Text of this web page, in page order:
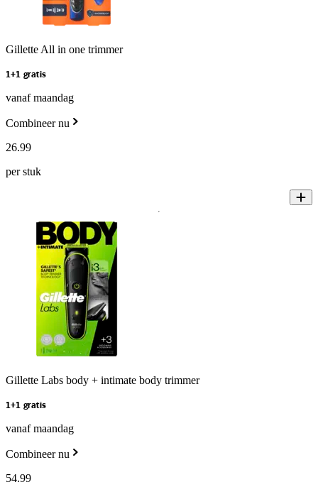
Gillette All in one trimmer
1+1 gratis
vanaf maandag
Combineer nu
26.99
per stuk
Gillette Labs body + intimate body trimmer
1+1 gratis
vanaf maandag
Combineer nu
54.99